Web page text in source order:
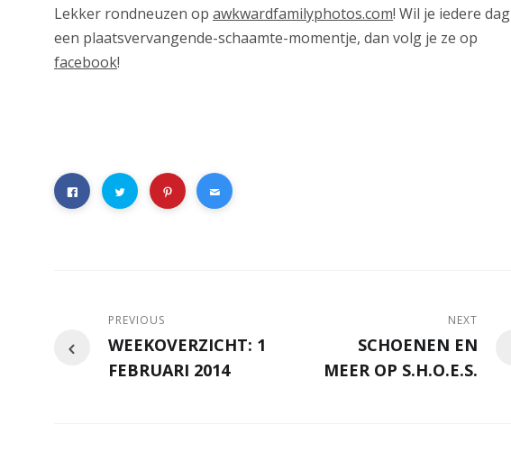
Lekker rondneuzen op awkwardfamilyphotos.com! Wil je iedere dag
een plaatsvervangende-schaamte-momentje, dan volg je ze op
facebook!
PREVIOUS
WEEKOVERZICHT: 1
FEBRUARI 2014
NEXT
SCHOENEN EN
MEER OP S.H.O.E.S.